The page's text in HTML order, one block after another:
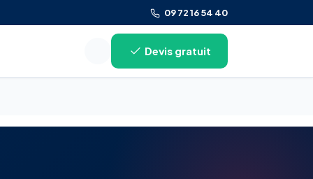
09 72 16 54 40
Rechercher sur le site
Devis gratuit